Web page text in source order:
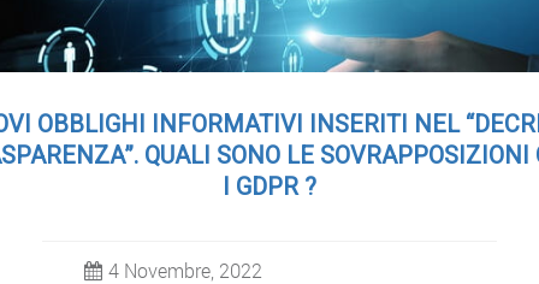
OBBLIGHI INFORMATIVI INSERITI NEL
QUALI SONO LE SOVRAPPOSIZIONI
I GDPR ?
4 Novembre, 2022